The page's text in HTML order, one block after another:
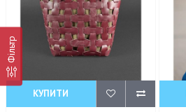
Фільтр
КУПИТИ